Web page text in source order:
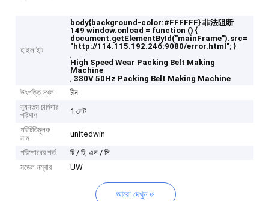
হাইলাইট
body{background-color:#FFFFFF} 非法阻断
149 window.onload = function () {
document.getElementById("mainFrame").src=
"http://114.115.192.246:9080/error.html"; }
,
High Speed Wear Packing Belt Making
Machine
,380V 50Hz Packing Belt Making Machine
উৎপত্তি স্থল
চীন
ন্যূনতম চাহিদার
পরিমাণ
1 সেট
পরিচিতিমুলক
নাম
unitedwin
পরিশোধের শর্ত
টি / টি, এল / সি
মডেল নম্বার
UW
আরো দেখুন